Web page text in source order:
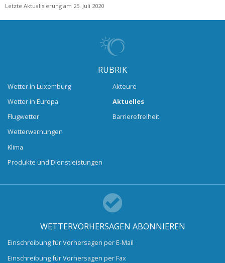
Letzte Aktualisierung am 25. Juli 2020
RUBRIK
Wetter in Luxemburg
Wetter in Europa
Flugwetter
Wetterwarnungen
Klima
Produkte und Dienstleistungen
Akteure
Aktuelles
Barrierefreiheit
WETTERVORHERSAGEN ABONNIEREN
Einschreibung für Vorhersagen per E-Mail
Einschreibung für Vorhersagen per Fax